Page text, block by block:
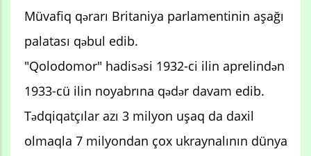
Müvafiq qərarı Britaniya parlamentinin aşağı
palatası qəbul edib.
"Qolodomor" hadisəsi 1932-ci ilin aprelindən
1933-cü ilin noyabrına qədər davam edib.
Tədqiqatçılar azı 3 milyon uşaq da daxil
olmaqla 7 milyondan çox ukraynalının dünya